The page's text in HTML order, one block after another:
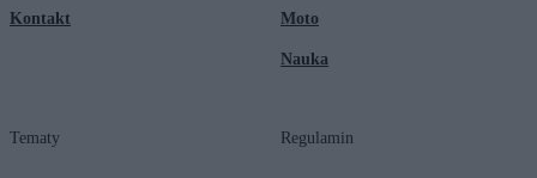
Kontakt Moto
Nauka
Tematy Regulamin